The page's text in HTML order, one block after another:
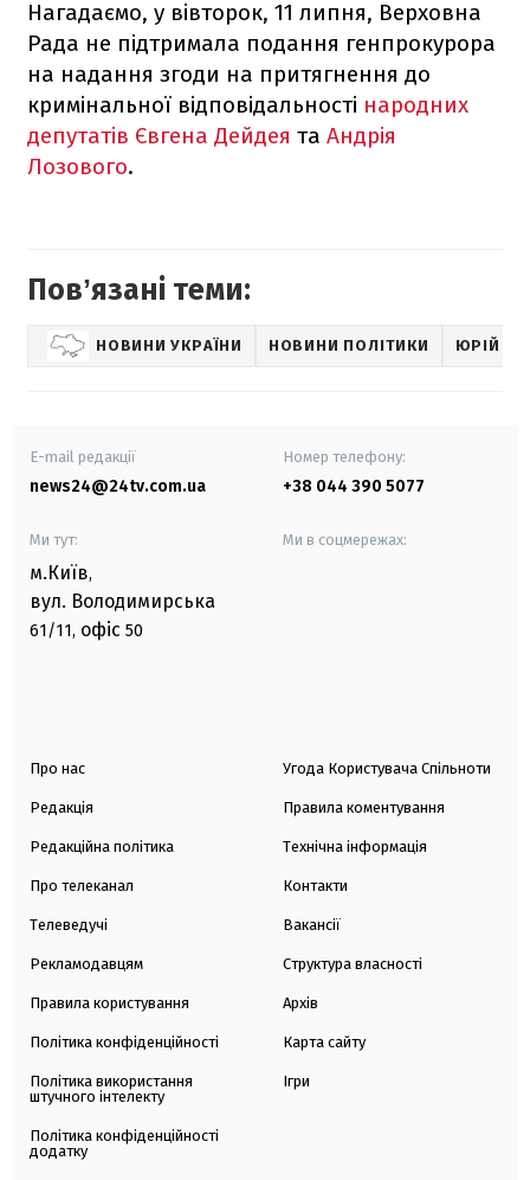
Нагадаємо, у вівторок, 11 липня, Верховна
Рада не підтримала подання генпрокурора
на надання згоди на притягнення до
кримінальної відповідальності народних
депутатів Євгена Дейдея та Андрія
Лозового.
Повʼязані теми:
НОВИНИ УКРАЇНИ НОВИНИ ПОЛІТИКИ ЮРІЙ
E-mail редакції
news24@24tv.com.ua
Номер телефону:
+38 044 390 5077
Ми тут:
м.Київ,
вул. Володимирська
61/11, офіс 50
Ми в соцмережах:
Про нас
Редакція
Редакційна політика
Про телеканал
Телеведучі
Рекламодавцям
Правила користування
Політика конфіденційності
Політика використання
штучного інтелекту
Політика конфіденційності
додатку
Угода Користувача Спільноти
Правила коментування
Технічна інформація
Контакти
Вакансії
Структура власності
Архів
Карта сайту
Ігри